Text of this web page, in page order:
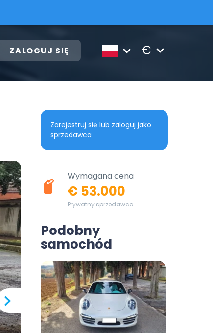
ZALOGUJ SIĘ €
Zarejestruj się lub zaloguj jako
sprzedawca
Wymagana cena
€ 53.000
Prywatny sprzedawca
Podobny
samochód